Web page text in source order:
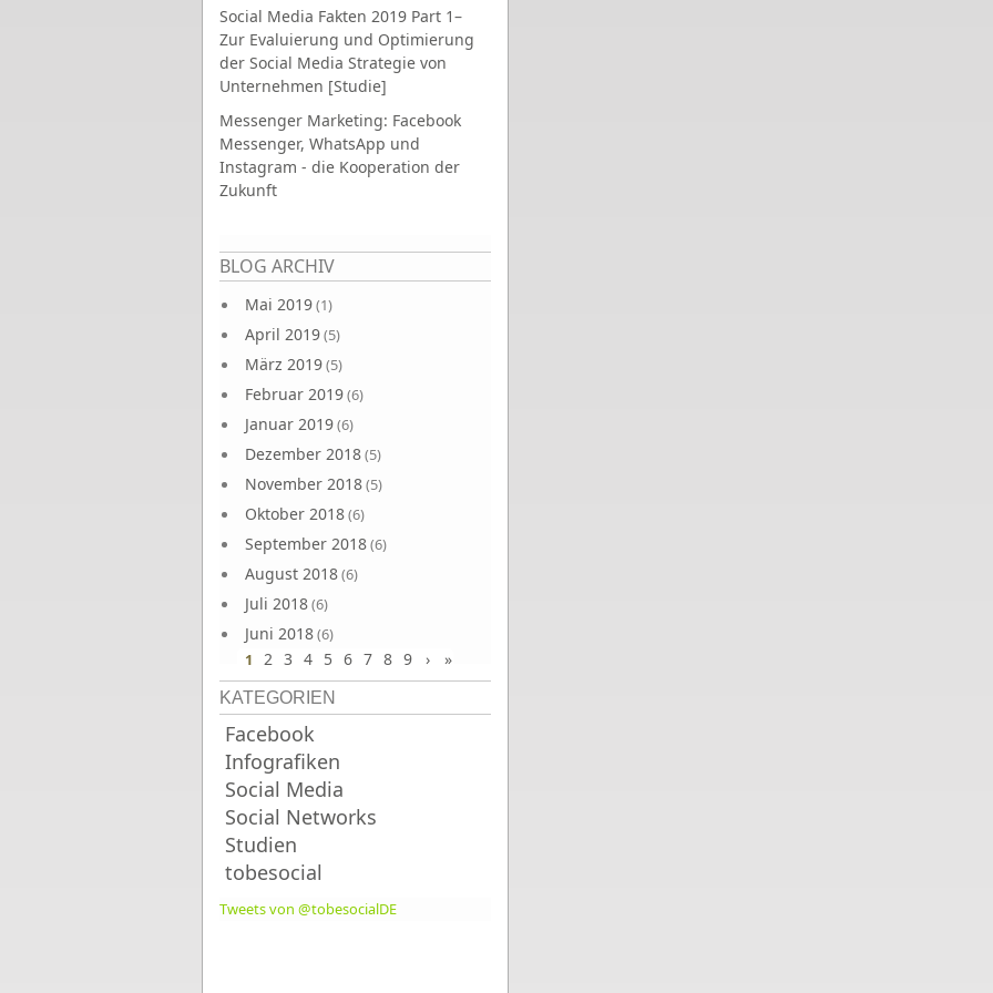
Social Media Fakten 2019 Part 1–
Zur Evaluierung und Optimierung
der Social Media Strategie von
Unternehmen [Studie]
Messenger Marketing: Facebook
Messenger, WhatsApp und
Instagram - die Kooperation der
Zukunft
BLOG ARCHIV
Mai 2019(1)
April 2019(5)
März 2019(5)
Februar 2019(6)
Januar 2019(6)
Dezember 2018(5)
November 2018(5)
Oktober 2018(6)
September 2018(6)
August 2018(6)
Juli 2018(6)
Juni 2018(6)
Seiten
1 2 3 4 5 6 7 8 9 › »
KATEGORIEN
Facebook
Infografiken
Social Media
Social Networks
Studien
tobesocial
Tweets von @tobesocialDE